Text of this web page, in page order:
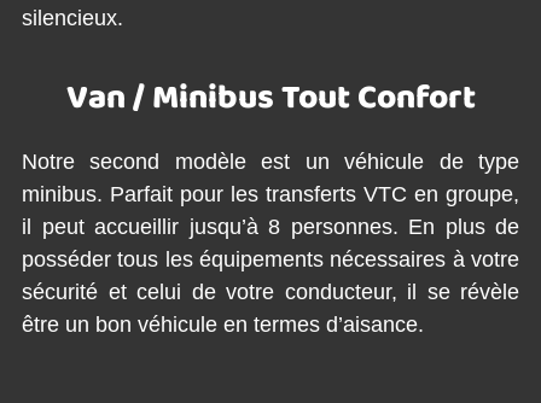
silencieux.
Van / Minibus Tout Confort
Notre second modèle est un véhicule de type
minibus. Parfait pour les transferts VTC en groupe,
il peut accueillir jusqu’à 8 personnes. En plus de
posséder tous les équipements nécessaires à votre
sécurité et celui de votre conducteur, il se révèle
être un bon véhicule en termes d’aisance.